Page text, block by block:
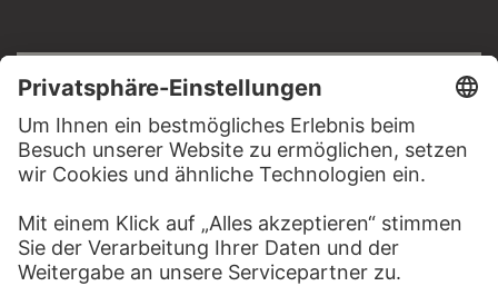
Impressum
Datenschutz
Copyright © 2026 Städel Museum
All rights reserved.
DIGITALE SAMMLUNG
Startseite